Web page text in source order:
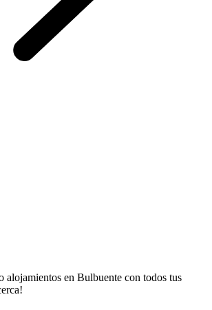
alojamientos en Bulbuente con todos tus